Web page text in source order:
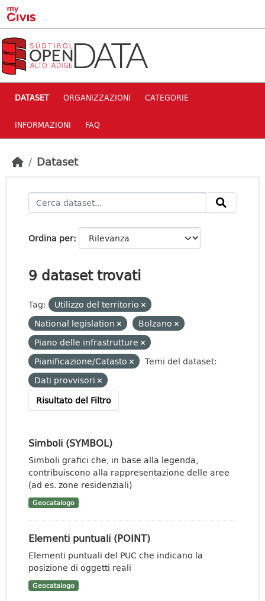
Skip to main content
DATASET ORGANIZZAZIONI CATEGORIE
INFORMAZIONI FAQ
Dataset
Ordina per
9 dataset trovati
Tag:
Utilizzo del territorio
National legislation
Bolzano
Piano delle infrastrutture
Pianificazione/Catasto
Temi del dataset:
Dati provvisori
Risultato del Filtro
Simboli (SYMBOL)
Simboli grafici che, in base alla legenda,
contribuiscono alla rappresentazione delle aree
(ad es. zone residenziali)
Geocatalogo
Elementi puntuali (POINT)
Elementi puntuali del PUC che indicano la
posizione di oggetti reali
Geocatalogo